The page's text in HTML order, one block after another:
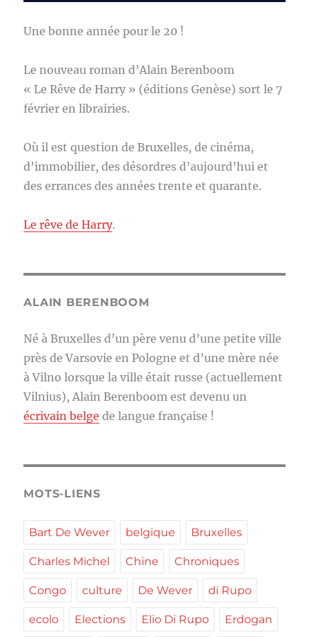
Une bonne année pour le 20 !
Le nouveau roman d’Alain Berenboom
« Le Rêve de Harry » (éditions Genèse) sort le 7
février en librairies.
Où il est question de Bruxelles, de cinéma,
d’immobilier, des désordres d’aujourd’hui et
des errances des années trente et quarante.
Le rêve de Harry.
ALAIN BERENBOOM
Né à Bruxelles d’un père venu d’une petite ville
près de Varsovie en Pologne et d’une mère née
à Vilno lorsque la ville était russe (actuellement
Vilnius), Alain Berenboom est devenu un
écrivain belge de langue française !
MOTS-LIENS
Bart De Wever belgique Bruxelles
Charles Michel Chine Chroniques
Congo culture De Wever di Rupo
ecolo Elections Elio Di Rupo Erdogan